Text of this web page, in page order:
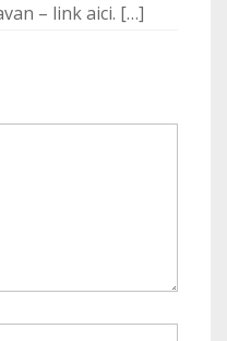
– link aici. […]